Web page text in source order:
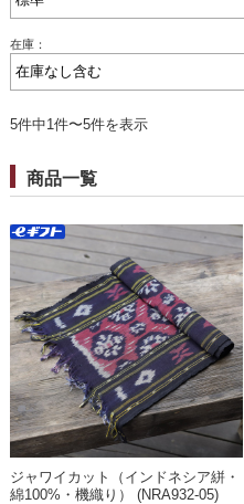
在庫：
5件中1件〜5件を表示
商品一覧
ジャワイカット（インドネシア絣・
綿100%・機織り） (NRA932-05)